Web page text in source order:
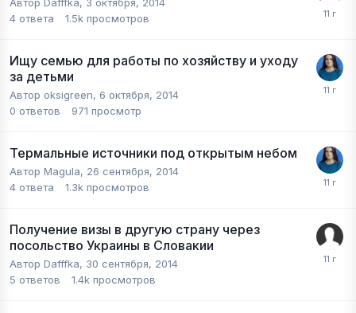
4 ответа 1.5k просмотров
Ищу семью для работы по хозяйству и уходу
за детьми
Автор oksigreen, 6 октября, 2014
0 ответов 971 просмотр
Термальные источники под открытым небом
Автор Magula, 26 сентября, 2014
4 ответа 1.3k просмотров
Получение визы в другую страну через
посольство Украины в Словакии
Автор Dafffka, 30 сентября, 2014
5 ответов 1.4k просмотров